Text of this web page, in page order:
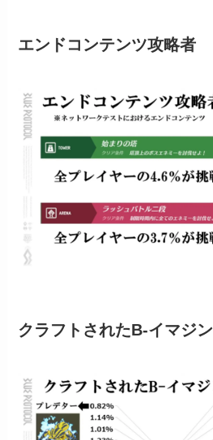
エンドコンテンツ攻略者
クラフトされたB-イマジン